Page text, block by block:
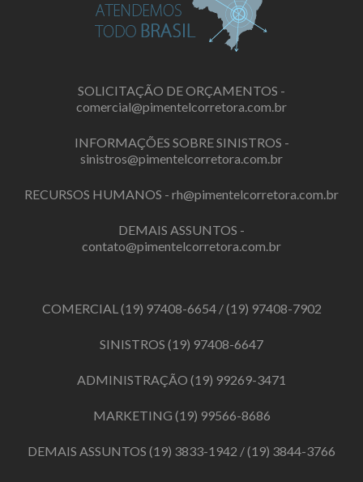
SOLICITAÇÃO DE ORÇAMENTOS -
comercial@pimentelcorretora.com.br
INFORMAÇÕES SOBRE SINISTROS -
sinistros@pimentelcorretora.com.br
RECURSOS HUMANOS - rh@pimentelcorretora.com.br
DEMAIS ASSUNTOS -
contato@pimentelcorretora.com.br
COMERCIAL(19) 97408-6654/(19) 97408-7902
SINISTROS (19) 97408-6647
ADMINISTRAÇÃO (19) 99269-3471
MARKETING (19) 99566-8686
DEMAIS ASSUNTOS (19) 3833-1942 /(19) 3844-3766